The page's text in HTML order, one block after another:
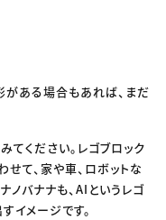
がある場合もあれば、まだ
てください。レゴブロック
て、家や車、ロボットな
ノバナナも、AIというレゴ
イメージです。